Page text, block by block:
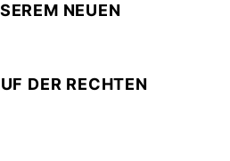
NEUEN
DER RECHTEN